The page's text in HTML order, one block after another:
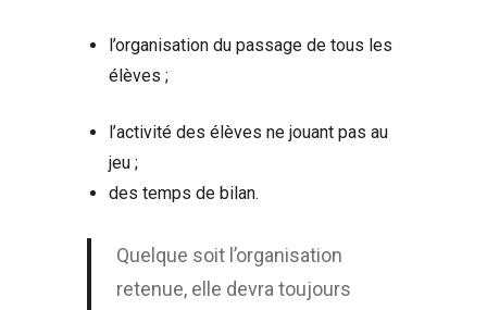
l’organisation du passage de tous les
élèves ;
l’activité des élèves ne jouant pas au
jeu ;
des temps de bilan.
Quelque soit l’organisation
retenue, elle devra toujours